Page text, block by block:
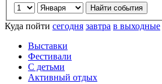
Куда пойти сегодня завтра в выходные
Выставки
Фестивали
С детьми
Активный отдых